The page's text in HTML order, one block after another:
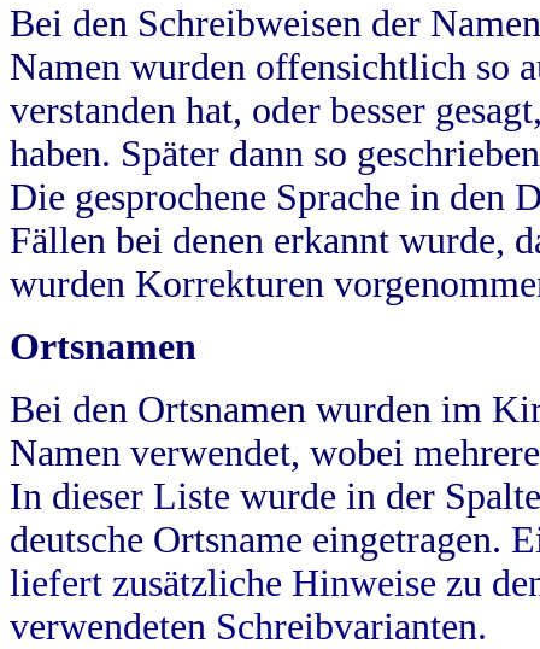
Bei den Schreibweisen der
Namen wurden offensichtlich so
verstanden hat, oder besser
haben. Später dann so
Die gesprochene Sprache in
Fällen bei denen erkannt wurde,
wurden Korrekturen
Ortsnamen
Bei den Ortsnamen wurden im
Namen verwendet, wobei
In dieser Liste wurde in der
deutsche Ortsname eingetragen.
liefert zusätzliche Hinweise zu
verwendeten Schreibvarianten.